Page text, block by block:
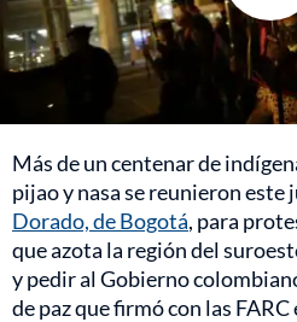
Más de un centenar de
pijao y nasa se reunieron este
Dorado, de Bogotá, para
que azota la región del
y pedir al Gobierno
de paz que firmó con las FARC